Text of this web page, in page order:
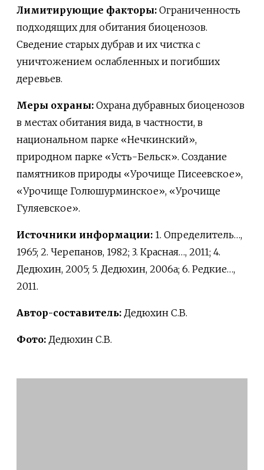
Лимитирующие факторы: Ограниченность
подходящих для обитания биоценозов.
Сведение старых дубрав и их чистка с
уничтожением ослабленных и погибших
деревьев.
Меры охраны: Охрана дубравных биоценозов
в местах обитания вида, в частности, в
национальном парке «Нечкинский»,
природном парке «Усть-Бельск». Создание
памятников природы «Урочище Писеевское»,
«Урочище Голюшурминское», «Урочище
Гуляевское».
Источники информации: 1. Определитель…,
1965; 2. Черепанов, 1982; 3. Красная…, 2011; 4.
Дедюхин, 2005; 5. Дедюхин, 2006а; 6. Редкие…,
2011.
Автор-составитель: Дедюхин С.В.
Фото: Дедюхин С.В.